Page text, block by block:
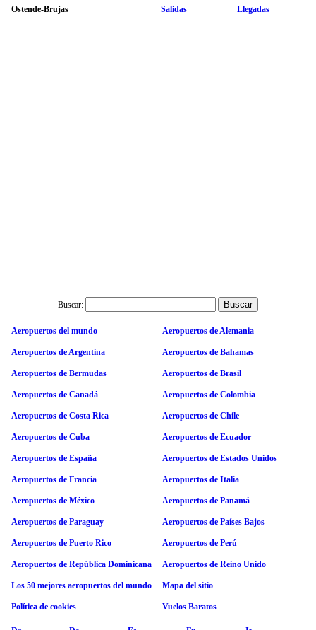
Ostende-Brujas Salidas Llegadas
Buscar:
Aeropuertos del mundo Aeropuertos de Alemania
Aeropuertos de Argentina Aeropuertos de Bahamas
Aeropuertos de Bermudas Aeropuertos de Brasil
Aeropuertos de Canadá Aeropuertos de Colombia
Aeropuertos de Costa Rica Aeropuertos de Chile
Aeropuertos de Cuba Aeropuertos de Ecuador
Aeropuertos de España Aeropuertos de Estados Unidos
Aeropuertos de Francia Aeropuertos de Italia
Aeropuertos de México Aeropuertos de Panamá
Aeropuertos de Paraguay Aeropuertos de Países Bajos
Aeropuertos de Puerto Rico Aeropuertos de Perú
Aeropuertos de República Dominicana Aeropuertos de Reino Unido
Los 50 mejores aeropuertos del mundo Mapa del sitio
Política de cookies Vuelos Baratos